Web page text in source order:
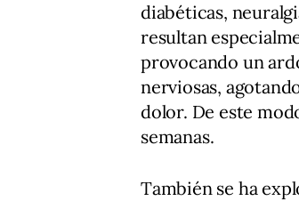
diabéticas,
resultan
provocando un
nerviosas,
dolor. De este
semanas.
También se ha